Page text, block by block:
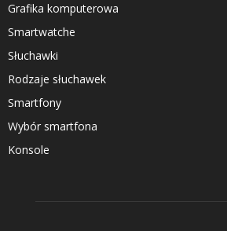
Grafika komputerowa
Smartwatche
Słuchawki
Rodzaje słuchawek
Smartfony
Wybór smartfona
Konsole